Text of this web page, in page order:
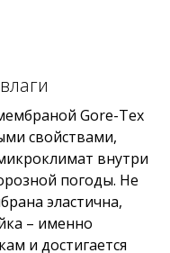
Gore-Tex
свойствами,
внутри
погоды. Не
эластична,
– именно
и достигается